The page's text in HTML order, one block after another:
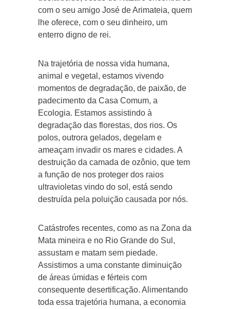
com o seu amigo José de Arimateia, quem
lhe oferece, com o seu dinheiro, um
enterro digno de rei.
Na trajetória de nossa vida humana,
animal e vegetal, estamos vivendo
momentos de degradação, de paixão, de
padecimento da Casa Comum, a
Ecologia. Estamos assistindo à
degradação das florestas, dos rios. Os
polos, outrora gelados, degelam e
ameaçam invadir os mares e cidades. A
destruição da camada de ozônio, que tem
a função de nos proteger dos raios
ultravioletas vindo do sol, está sendo
destruída pela poluição causada por nós.
Catástrofes recentes, como as na Zona da
Mata mineira e no Rio Grande do Sul,
assustam e matam sem piedade.
Assistimos a uma constante diminuição
de áreas úmidas e férteis com
consequente desertificação. Alimentando
toda essa trajetória humana, a economia